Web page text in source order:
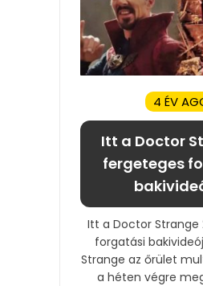
4 ÉV
Itt a Doctor
fergeteges
Itt a Doctor Strange
forgatási
Strange az őrület
a héten végre